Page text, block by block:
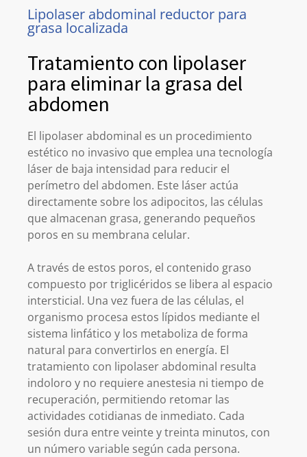
Lipolaser abdominal reductor para
grasa localizada
Tratamiento con lipolaser
para eliminar la grasa del
abdomen
El lipolaser abdominal es un procedimiento
estético no invasivo que emplea una tecnología
láser de baja intensidad para reducir el
perímetro del abdomen. Este láser actúa
directamente sobre los adipocitos, las células
que almacenan grasa, generando pequeños
poros en su membrana celular.
A través de estos poros, el contenido graso
compuesto por triglicéridos se libera al espacio
intersticial. Una vez fuera de las células, el
organismo procesa estos lípidos mediante el
sistema linfático y los metaboliza de forma
natural para convertirlos en energía. El
tratamiento con lipolaser abdominal resulta
indoloro y no requiere anestesia ni tiempo de
recuperación, permitiendo retomar las
actividades cotidianas de inmediato. Cada
sesión dura entre veinte y treinta minutos, con
un número variable según cada persona.